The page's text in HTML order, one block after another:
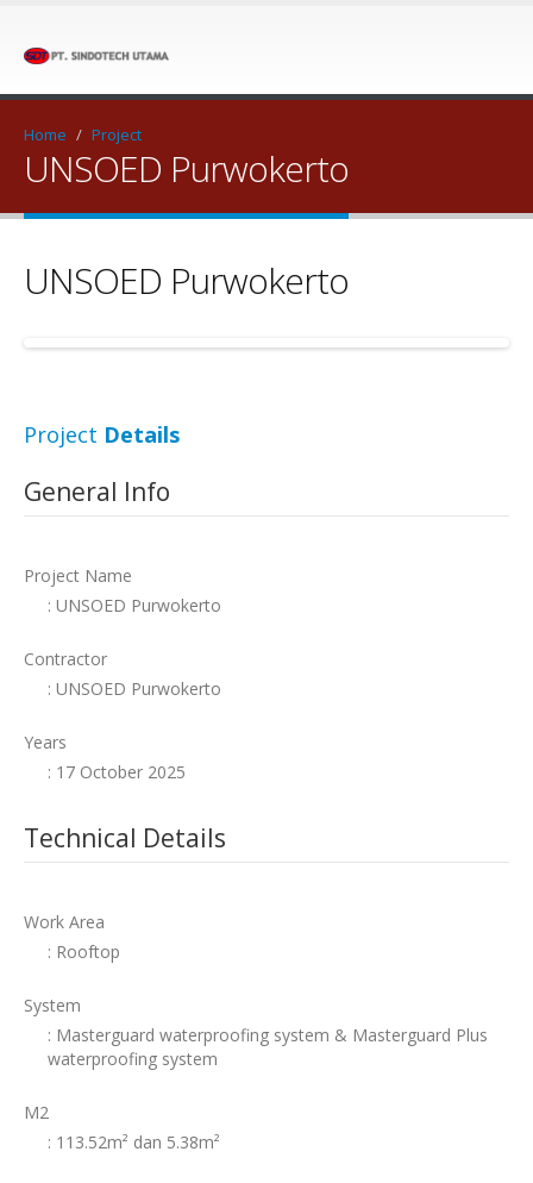
Home / Project
UNSOED Purwokerto
UNSOED Purwokerto
Project Details
General Info
Project Name
: UNSOED Purwokerto
Contractor
: UNSOED Purwokerto
Years
: 17 October 2025
Technical Details
Work Area
: Rooftop
System
: Masterguard waterproofing system & Masterguard Plus
waterproofing system
M2
: 113.52m² dan 5.38m²